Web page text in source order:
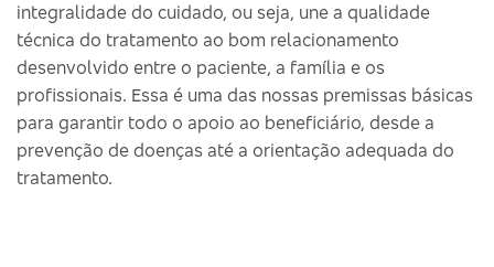
integralidade do cuidado, ou seja, une a qualidade
técnica do tratamento ao bom relacionamento
desenvolvido entre o paciente, a família e os
profissionais. Essa é uma das nossas premissas básicas
para garantir todo o apoio ao beneficiário, desde a
prevenção de doenças até a orientação adequada do
tratamento.